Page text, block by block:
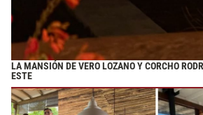
LA MANSIÓN DE VERO LOZANO Y CORCHO
ESTE